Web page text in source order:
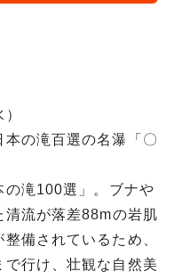
の滝百選の名瀑「〇
の滝100選」。ブナや
清流が落差88mの岩肌
備されているため、
行け、壮観な自然美